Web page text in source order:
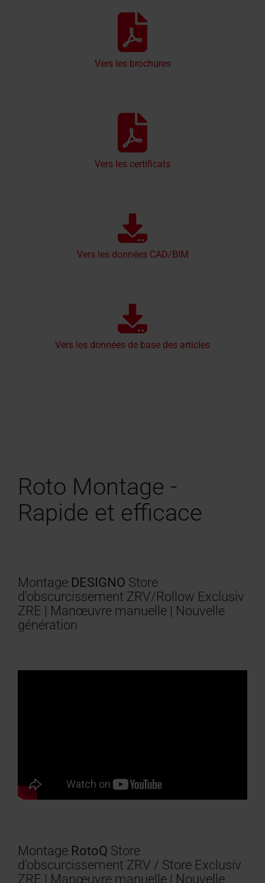
Vers les brochures
Vers les certificats
Vers les données CAD/BIM
Vers les données de base des articles
Roto Montage -
Rapide et efficace
Montage DESIGNO Store
d'obscurcissement ZRV/Rollow Exclusiv
ZRE | Manœuvre manuelle | Nouvelle
génération
Montage RotoQ Store
d'obscurcissement ZRV / Store Exclusiv
ZRE | Manœuvre manuelle | Nouvelle